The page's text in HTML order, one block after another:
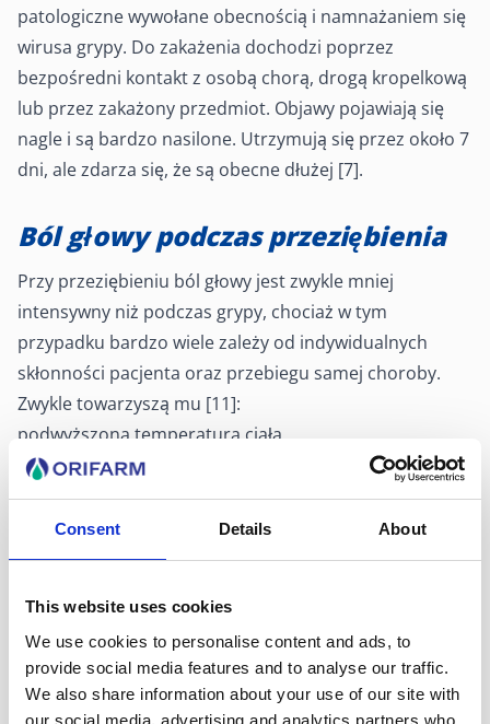
Consent Details About
This website uses cookies
We use cookies to personalise content and ads, to
provide social media features and to analyse our traffic.
We also share information about your use of our site with
our social media, advertising and analytics partners who
patologiczne wywołane obecnością i namnażaniem się
wirusa grypy. Do zakażenia dochodzi poprzez
bezpośredni kontakt z osobą chorą, drogą kropelkową
lub przez zakażony przedmiot. Objawy pojawiają się
nagle i są bardzo nasilone. Utrzymują się przez około 7
dni, ale zdarza się, że są obecne dłużej [7].
Ból głowy podczas przeziębienia
Przy przeziębieniu ból głowy jest zwykle mniej
intensywny niż podczas grypy, chociaż w tym
przypadku bardzo wiele zależy od indywidualnych
skłonności pacjenta oraz przebiegu samej choroby.
Zwykle towarzyszą mu [11]:
podwyższona temperatura ciała,
kichanie,
zmęczenie i osłabienie,
ogólne złe samopoczucie i uczucie rozbicia,
ból głowy,
upośledzenie węchu i smaku,
zatkany nos,
katar,
chrypka.